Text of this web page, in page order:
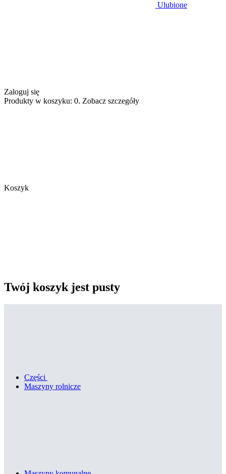
Ulubione
Zaloguj się
Produkty w koszyku: 0. Zobacz szczegóły
Koszyk
Twój koszyk jest pusty
Części
Maszyny rolnicze